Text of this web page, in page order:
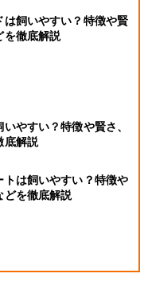
飼いやすい？特徴や賢
を徹底解説
やすい？特徴や賢さ、
底解説
は飼いやすい？特徴や
どを徹底解説